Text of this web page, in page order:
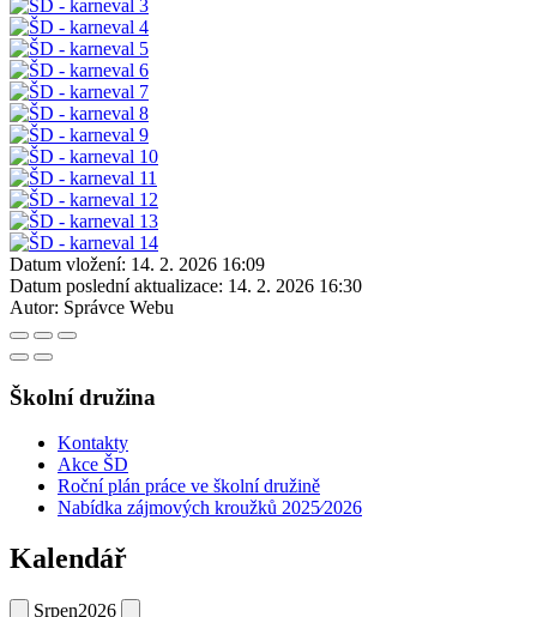
Datum vložení: 14. 2. 2026 16:09
Datum poslední aktualizace: 14. 2. 2026 16:30
Autor: Správce Webu
Školní družina
Kontakty
Akce ŠD
Roční plán práce ve školní družině
Nabídka zájmových kroužků 2025⁄2026
Kalendář
Srpen2026